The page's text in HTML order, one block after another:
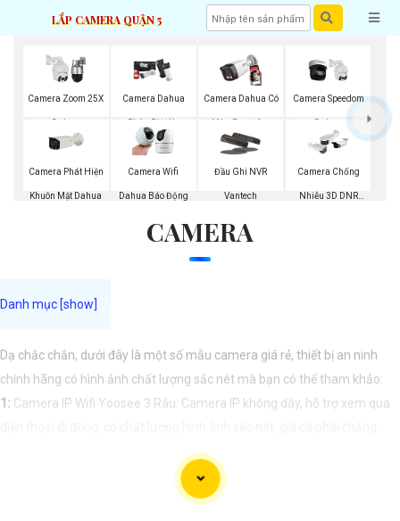
LẮP CAMERA QUẬN 5
Camera Zoom 25X
Dahua
Camera Dahua
Phân Biệt Xe
Camera Dahua Có
Màu Ban Đêm
Camera Speedom
Dahua
Camera Phát Hiện
Khuôn Mặt Dahua
Camera Wifi
Dahua Báo Động
Đầu Ghi NVR
Vantech
Camera Chống
Nhiễu 3D DNR
CAMERA
Dạ chắc chắn, dưới đây là một số mẫu camera giá rẻ, thiết bị an ninh
chính hãng có hình ảnh chất lượng sắc nét mà bạn có thể tham khảo:
1: Camera IP Wifi Yoosee 3 Râu: Camera IP không dây, hỗ trợ xem qua
Camera Vantech VP-C2112CP: Camera dạng dome, chất lượng
Full HD, hỗ trợ xoay 360 độ, phù hợp cho việc lắp đặt trong nhà hoặc